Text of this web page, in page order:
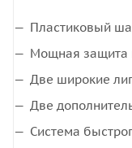
Пластиковый
Мощная защита
Две широкие
Две
Система